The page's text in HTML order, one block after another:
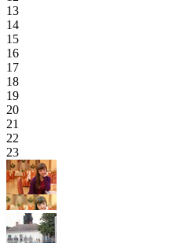
13
14
15
16
17
18
19
20
21
22
23